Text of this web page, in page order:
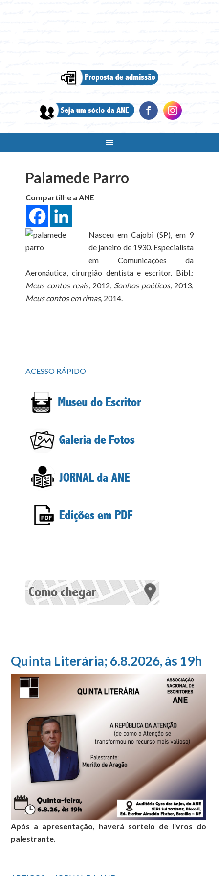
Palamede Parro
Compartilhe a ANE
Nasceu em Cajobi (SP), em 9
de janeiro de 1930. Especialista
em Comunicações da
Aeronáutica, cirurgião dentista e escritor. Bibl.:
Meus contos reais, 2012; Sonhos poéticos, 2013;
Meus contos em rimas, 2014.
ACESSO RÁPIDO
Quinta Literária; 6.8.2026, às 19h
Após a apresentação, haverá sorteio de livros do
palestrante.